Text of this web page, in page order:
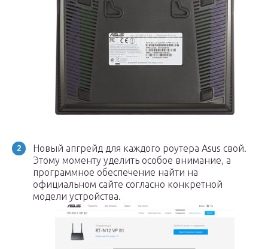
Новый апгрейд для каждого роутера Asus свой.
Этому моменту уделить особое внимание, а
программное обеспечение найти на
официальном сайте согласно конкретной
модели устройства.